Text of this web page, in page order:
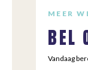
MEER
BEL
Vandaag